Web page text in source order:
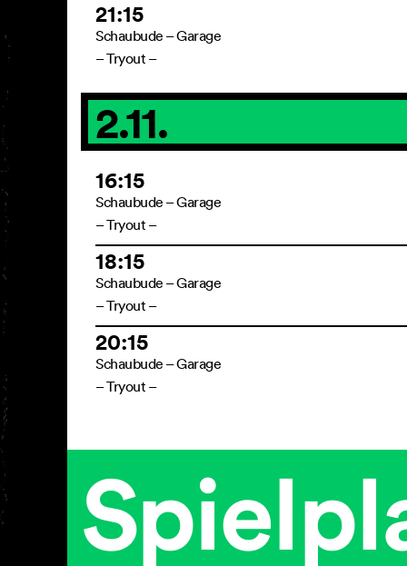
21:15
Schaubude – Garage
– Tryout –
2.11.
16:15
Schaubude – Garage
– Tryout –
18:15
Schaubude – Garage
– Tryout –
20:15
Schaubude – Garage
– Tryout –